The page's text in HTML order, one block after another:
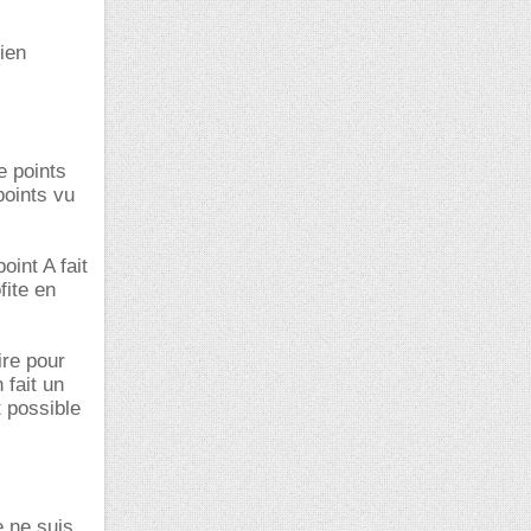
points
vu
A fait
en
pour
fait un
possible